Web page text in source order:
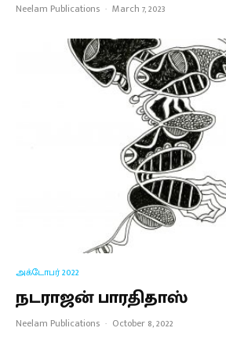
Neelam Publications · March 7, 2023
அக்டோபர் 2022
நடராஜன் பாரதிதாஸ்
Neelam Publications · October 8, 2022